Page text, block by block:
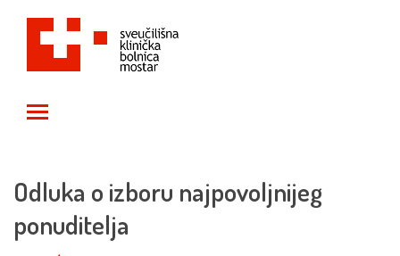
Odluka o izboru najpovoljnijeg
ponuditelja